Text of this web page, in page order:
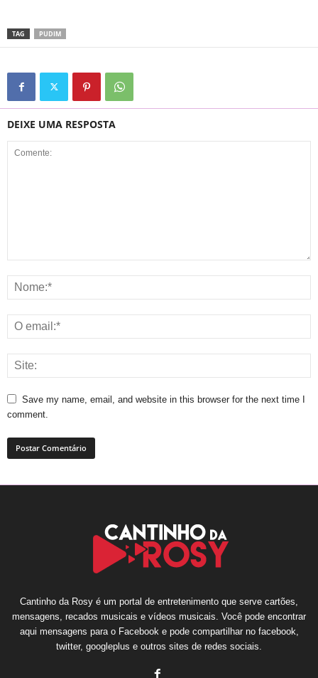
TAG PUDIM
DEIXE UMA RESPOSTA
Save my name, email, and website in this browser for the next time I
comment.
Cantinho da Rosy é um portal de entretenimento que serve cartões,
mensagens, recados musicais e vídeos musicais. Você pode encontrar
aqui mensagens para o Facebook e pode compartilhar no facebook,
twitter, googleplus e outros sites de redes sociais.